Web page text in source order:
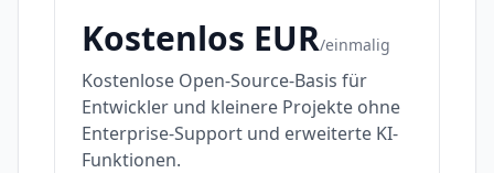
Kostenlos EUR/einmalig
Kostenlose Open-Source-Basis für
Entwickler und kleinere Projekte ohne
Enterprise-Support und erweiterte KI-
Funktionen.